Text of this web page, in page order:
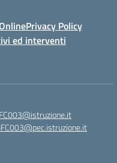
Privacy Policy
ed interventi